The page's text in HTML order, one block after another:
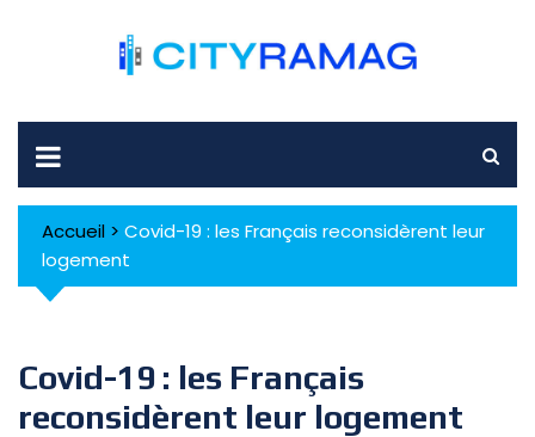
Accueil > Covid-19 : les Français reconsidèrent leur
logement
Covid-19 : les Français
reconsidèrent leur logement